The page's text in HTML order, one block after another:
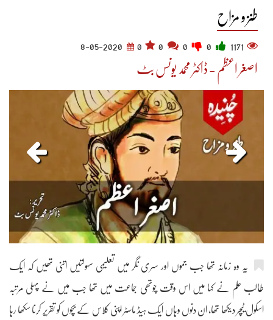
طنز و مزاح
1171
0
8-05-2020
اصغر اعظم - ڈاکٹر محمد یونس بٹ
یہ وہ زمانہ تھا جب جموں اور سری نگر میں تعلیمی سہولتیں اتنی تھیں کہ ایک
طالب علم نے کہا میں اس وقت چوتھی جماعت میں تھا جب میں نے پہلی مرتبہ
اسکول ٹیچر دیکھا تھا، ان دنوں وہاں ایک ہیڈ ماسٹر اپنی کلاس کے بچوں کو تقریر کرنا سکھا رہا